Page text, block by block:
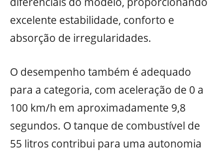
excelente estabilidade, conforto e
absorção de irregularidades.
O desempenho também é adequado
para a categoria, com aceleração de 0 a
100 km/h em aproximadamente 9,8
segundos. O tanque de combustível de
55 litros contribui para uma autonomia